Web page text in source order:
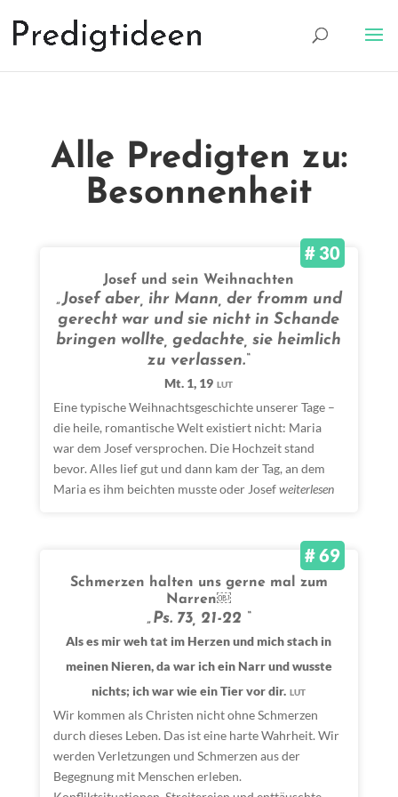
Alle Predigten zu:
Besonnenheit
# 30
Josef und sein Weihnachten
„Josef aber, ihr Mann, der fromm und
gerecht war und sie nicht in Schande
bringen wollte, gedachte, sie heimlich
zu verlassen.“
Mt. 1, 19 LUT
Eine typische Weihnachtsgeschichte unserer Tage –
die heile, romantische Welt existiert nicht: Maria
war dem Josef versprochen. Die Hochzeit stand
bevor. Alles lief gut und dann kam der Tag, an dem
Maria es ihm beichten musste oder Josefweiterlesen
# 69
Schmerzen halten uns gerne mal zum
Narren￼
„Ps. 73, 21-22 “
Als es mir weh tat im Herzen und mich stach in
meinen Nieren, da war ich ein Narr und wusste
nichts; ich war wie ein Tier vor dir. LUT
Wir kommen als Christen nicht ohne Schmerzen
durch dieses Leben. Das ist eine harte Wahrheit. Wir
werden Verletzungen und Schmerzen aus der
Begegnung mit Menschen erleben.